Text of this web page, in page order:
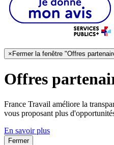
× Fermer la fenêtre "Offres
Offres
France Travail améliore la
vous proposant plus
En savoir plus
Fermer